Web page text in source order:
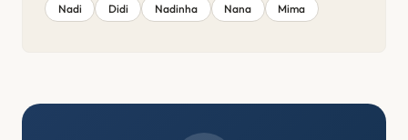
Nadi Didi Nadinha Nana Mima